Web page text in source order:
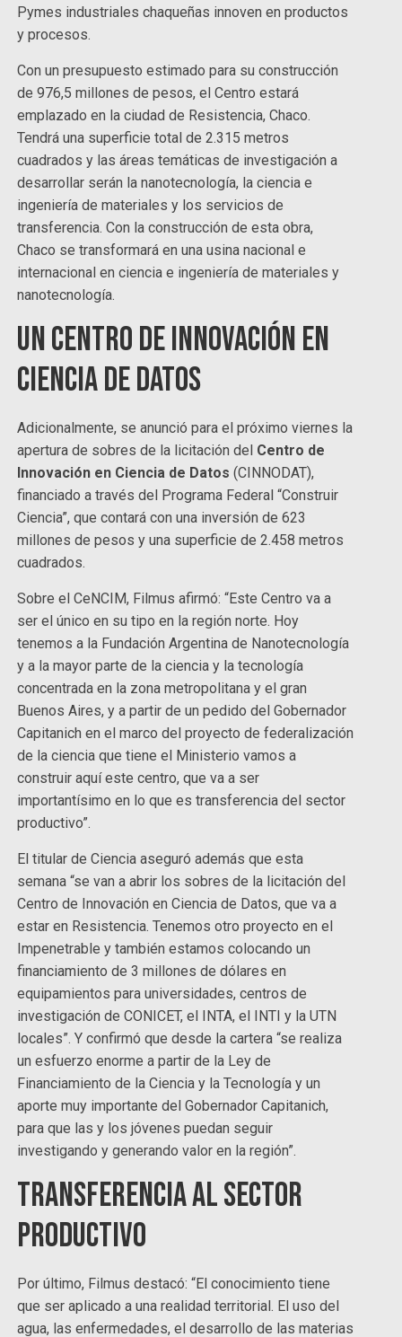
Pymes industriales chaqueñas innoven en productos
y procesos.
Con un presupuesto estimado para su construcción
de 976,5 millones de pesos, el Centro estará
emplazado en la ciudad de Resistencia, Chaco.
Tendrá una superficie total de 2.315 metros
cuadrados y las áreas temáticas de investigación a
desarrollar serán la nanotecnología, la ciencia e
ingeniería de materiales y los servicios de
transferencia. Con la construcción de esta obra,
Chaco se transformará en una usina nacional e
internacional en ciencia e ingeniería de materiales y
nanotecnología.
Un Centro de Innovación en
Ciencia de Datos
Adicionalmente, se anunció para el próximo viernes la
apertura de sobres de la licitación del Centro de
Innovación en Ciencia de Datos (CINNODAT),
financiado a través del Programa Federal “Construir
Ciencia”, que contará con una inversión de 623
millones de pesos y una superficie de 2.458 metros
cuadrados.
Sobre el CeNCIM, Filmus afirmó: “Este Centro va a
ser el único en su tipo en la región norte. Hoy
tenemos a la Fundación Argentina de Nanotecnología
y a la mayor parte de la ciencia y la tecnología
concentrada en la zona metropolitana y el gran
Buenos Aires, y a partir de un pedido del Gobernador
Capitanich en el marco del proyecto de federalización
de la ciencia que tiene el Ministerio vamos a
construir aquí este centro, que va a ser
importantísimo en lo que es transferencia del sector
productivo”.
El titular de Ciencia aseguró además que esta
semana “se van a abrir los sobres de la licitación del
Centro de Innovación en Ciencia de Datos, que va a
estar en Resistencia. Tenemos otro proyecto en el
Impenetrable y también estamos colocando un
financiamiento de 3 millones de dólares en
equipamientos para universidades, centros de
investigación de CONICET, el INTA, el INTI y la UTN
locales”. Y confirmó que desde la cartera “se realiza
un esfuerzo enorme a partir de la Ley de
Financiamiento de la Ciencia y la Tecnología y un
aporte muy importante del Gobernador Capitanich,
para que las y los jóvenes puedan seguir
investigando y generando valor en la región”.
Transferencia al sector
productivo
Por último, Filmus destacó: “El conocimiento tiene
que ser aplicado a una realidad territorial. El uso del
agua, las enfermedades, el desarrollo de las materias